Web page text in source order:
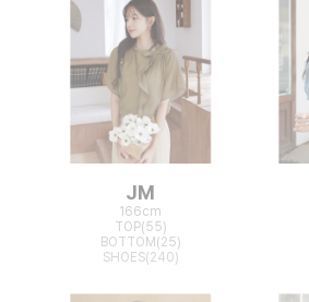
JM
166cm
TOP(55)
BOTTOM(25)
SHOES(240)